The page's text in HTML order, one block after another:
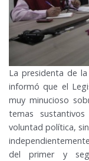
La presidenta de la
informó que el
muy minucioso
temas
voluntad política,
del primer y